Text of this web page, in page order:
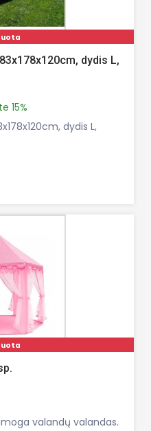
dydis L,
15%
dydis L,
valandų valandas.